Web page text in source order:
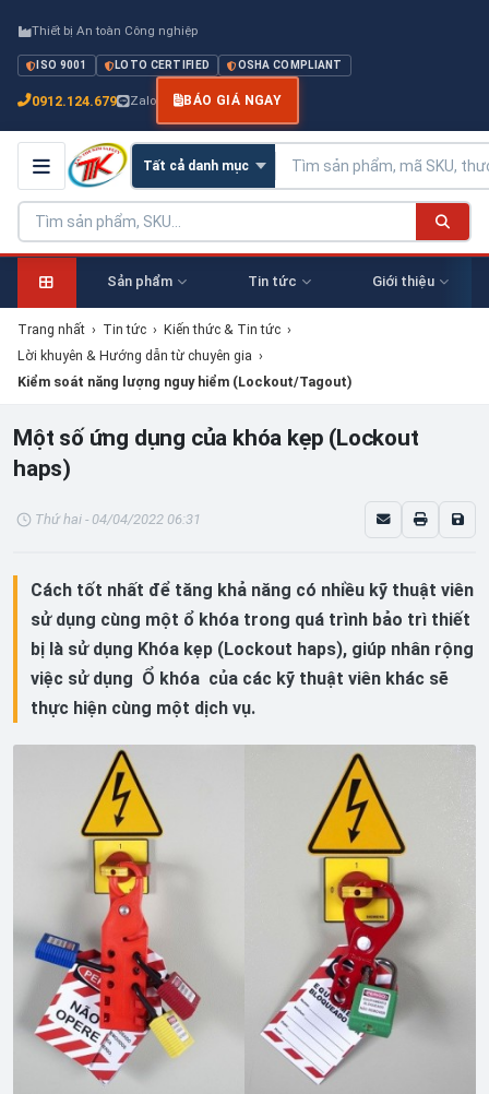
Thiết bị An toàn Công nghiệp
ISO 9001 LOTO CERTIFIED OSHA COMPLIANT
0912.124.679 Zalo BÁO GIÁ NGAY
Sản phẩm Tin tức Giới thiệu
Trang nhất › Tin tức › Kiến thức & Tin tức ›
Lời khuyên & Hướng dẫn từ chuyên gia ›
Kiểm soát năng lượng nguy hiểm (Lockout/Tagout)
Một số ứng dụng của khóa kẹp (Lockout
haps)
Thứ hai - 04/04/2022 06:31
Cách tốt nhất để tăng khả năng có nhiều kỹ thuật viên
sử dụng cùng một ổ khóa trong quá trình bảo trì thiết
bị là sử dụng Khóa kẹp (Lockout haps), giúp nhân rộng
việc sử dụng Ổ khóa của các kỹ thuật viên khác sẽ
thực hiện cùng một dịch vụ.